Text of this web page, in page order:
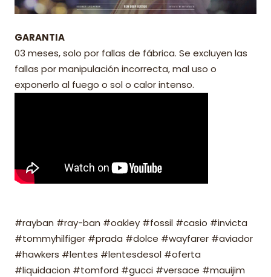
GARANTIA
03 meses, solo por fallas de fábrica. Se excluyen las
fallas por manipulación incorrecta, mal uso o
exponerlo al fuego o sol o calor intenso.
#rayban #ray-ban #oakley #fossil #casio #invicta
#tommyhilfiger #prada #dolce #wayfarer #aviador
#hawkers #lentes #lentesdesol #oferta
#liquidacion #tomford #gucci #versace #mauijim